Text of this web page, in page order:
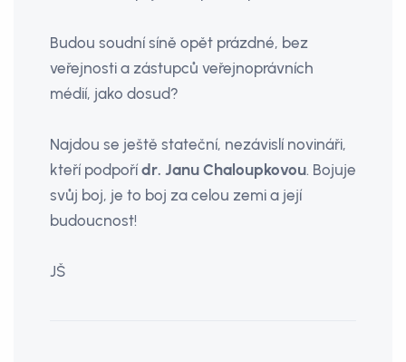
Budou soudní síně opět prázdné, bez
veřejnosti a zástupců veřejnoprávních
médií, jako dosud?
Najdou se ještě stateční, nezávislí novináři,
kteří podpořídr. Janu Chaloupkovou. Bojuje
svůj boj, je to boj za celou zemi a její
budoucnost!
JŠ